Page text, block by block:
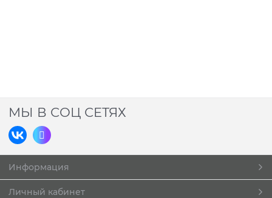
МЫ В СОЦ СЕТЯХ
Информация
Личный кабинет